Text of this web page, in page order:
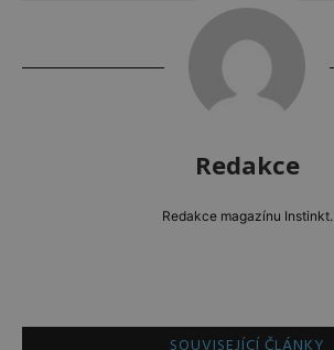
Redakce
Redakce magazínu Instinkt.